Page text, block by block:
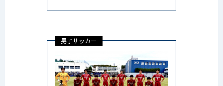
男子サッカー